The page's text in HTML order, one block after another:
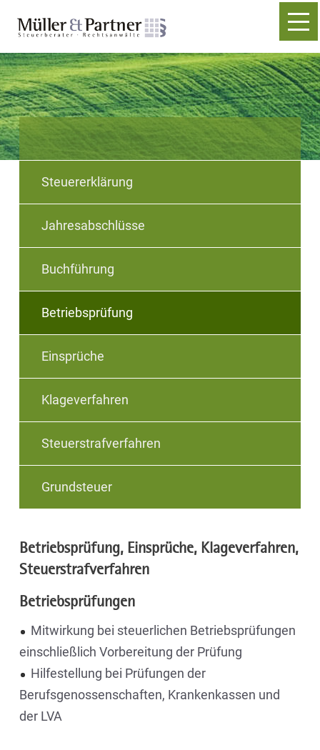
×
Steuererklärung
Jahresabschlüsse
Buchführung
Betriebsprüfung
Einsprüche
Klageverfahren
Steuerstrafverfahren
Grundsteuer
Betriebsprüfung, Einsprüche, Klageverfahren,
Steuerstrafverfahren
Betriebsprüfungen
Mitwirkung bei steuerlichen Betriebsprüfungen
einschließlich Vorbereitung der Prüfung
Hilfestellung bei Prüfungen der
Berufsgenossenschaften, Krankenkassen und
der LVA